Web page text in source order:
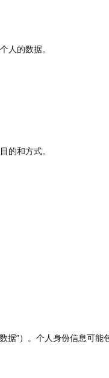
人的数据。
的和方式。
”）。个人身份信息可能